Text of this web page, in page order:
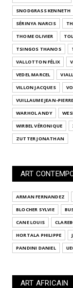
SNODGRASS KENNETH
SÉRINYA NARCIS
THOME OLIVIER
TSINGOS THANOS
VALLOTTON FÉLIX
VEDEL MARCEL
VILLON JACQUES
VUILLAUME JEAN-PIERRE
WARHOL ANDY
WIRBEL VÉRONIQUE
ZUTTER JONATHAN
ART
ARMAN FERNANDEZ
BLOCHER SYLVIE
CANE LOUIS
HORTALA PHILIPPE
PANDINI DANIEL
ART AFRICAIN